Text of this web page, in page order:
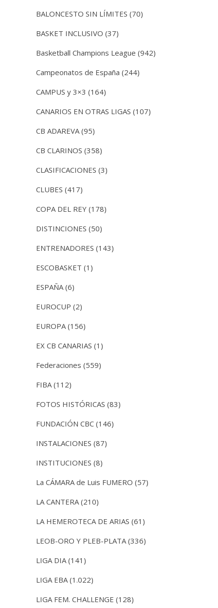
BALONCESTO SIN LÍMITES (70)
BASKET INCLUSIVO (37)
Basketball Champions League (942)
Campeonatos de España (244)
CAMPUS y 3×3 (164)
CANARIOS EN OTRAS LIGAS (107)
CB ADAREVA(95)
CB CLARINOS (358)
CLASIFICACIONES (3)
CLUBES (417)
COPA DEL REY (178)
DISTINCIONES (50)
ENTRENADORES (143)
ESCOBASKET (1)
ESPAÑA(6)
EUROCUP (2)
EUROPA(156)
EX CB CANARIAS (1)
Federaciones (559)
FIBA(112)
FOTOS HISTÓRICAS (83)
FUNDACIÓN CBC (146)
INSTALACIONES (87)
INSTITUCIONES (8)
La CÁMARA de Luis FUMERO (57)
LA CANTERA(210)
LA HEMEROTECA DE ARIAS (61)
LEOB-ORO Y PLEB-PLATA(336)
LIGA DIA(141)
LIGA EBA(1.022)
LIGA FEM. CHALLENGE (128)